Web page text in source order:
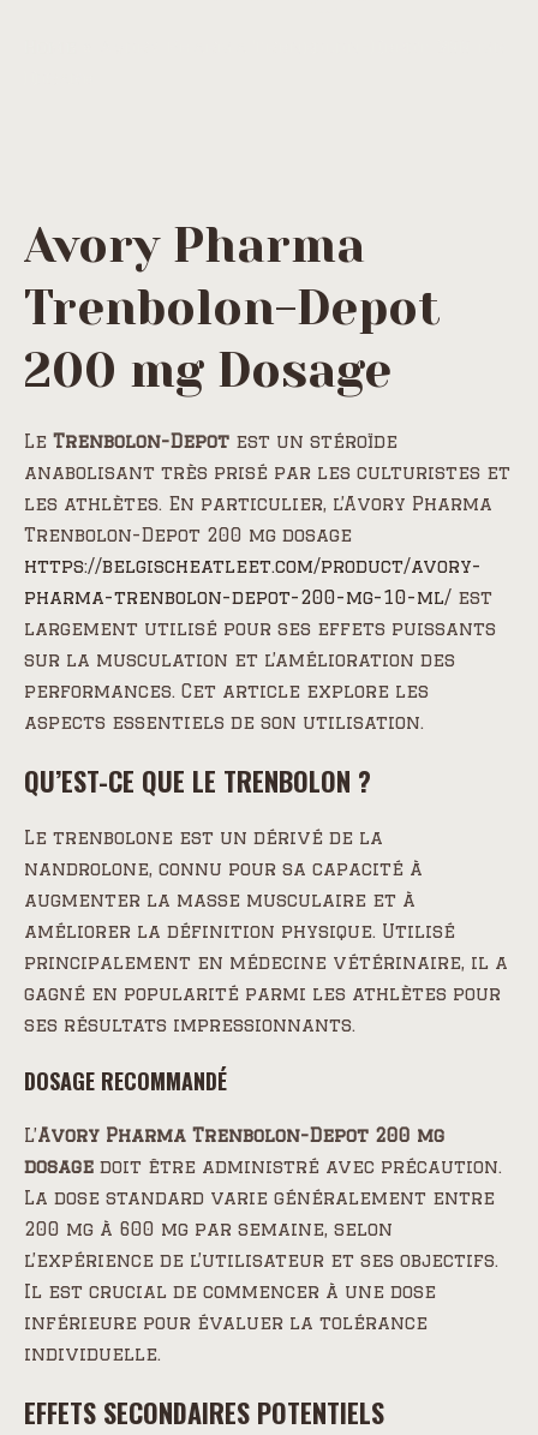
Avory Pharma
Trenbolon-Depot
200 mg Dosage
Le Trenbolon-Depot est un stéroïde
anabolisant très prisé par les culturistes et
les athlètes. En particulier, l’Avory Pharma
Trenbolon-Depot 200 mg dosage
https://belgischeatleet.com/product/avory-
pharma-trenbolon-depot-200-mg-10-ml/ est
largement utilisé pour ses effets puissants
sur la musculation et l’amélioration des
performances. Cet article explore les
aspects essentiels de son utilisation.
QU’EST-CE QUE LE TRENBOLON ?
Le trenbolone est un dérivé de la
nandrolone, connu pour sa capacité à
augmenter la masse musculaire et à
améliorer la définition physique. Utilisé
principalement en médecine vétérinaire, il a
gagné en popularité parmi les athlètes pour
ses résultats impressionnants.
DOSAGE RECOMMANDÉ
L’Avory Pharma Trenbolon-Depot 200 mg
dosage doit être administré avec précaution.
La dose standard varie généralement entre
200 mg à 600 mg par semaine, selon
l’expérience de l’utilisateur et ses objectifs.
Il est crucial de commencer à une dose
inférieure pour évaluer la tolérance
individuelle.
EFFETS SECONDAIRES POTENTIELS